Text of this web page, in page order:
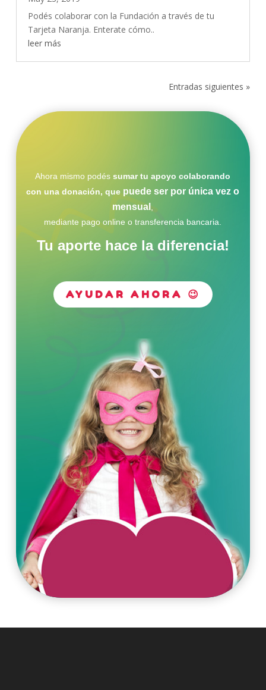
Podés colaborar con la Fundación a través de tu
Tarjeta Naranja. Enterate cómo..
leer más
Entradas siguientes »
Ahora mismo podéssumar tu apoyo colaborando
con una donación, que puede ser por única vez o
mensual ,
mediante pago online o transferencia bancaria.
Tu aporte hace la diferencia!
AYUDAR AHORA 😉